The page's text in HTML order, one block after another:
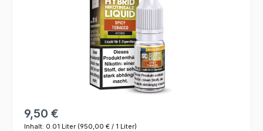
Regulärer Preis:
9,50 €
Inhalt: 0.01 Liter (950,00 € / 1 Liter)